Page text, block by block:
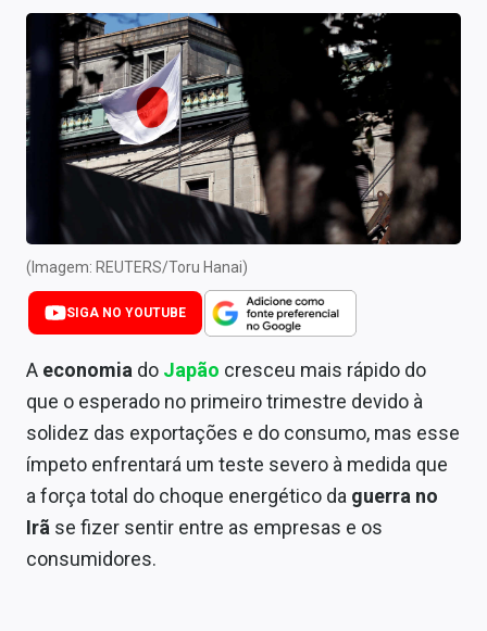
Últimas Notícias
Newsletters
Cotações
Comprar ou vender?
Carteiras Recomendadas
Central de Dividendos
Central de Fundos Imobiliários
Renda Fixa
Finanças Pessoais
Mercados
Economia
(Imagem: REUTERS/Toru Hanai)
SIGA NO YOUTUBE
A economia do Japão cresceu mais rápido do
que o esperado no primeiro trimestre devido à
solidez das exportações e do consumo, mas esse
ímpeto enfrentará um teste severo à medida que
a força total do choque energético da guerra no
Irã se fizer sentir entre as empresas e os
consumidores.